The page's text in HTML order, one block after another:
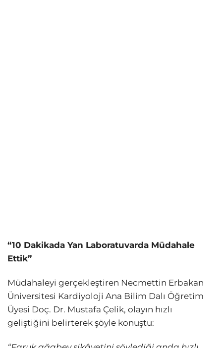
“10 Dakikada Yan Laboratuvarda Müdahale
Ettik”
Müdahaleyi gerçekleştiren Necmettin Erbakan
Üniversitesi Kardiyoloji Ana Bilim Dalı Öğretim
Üyesi Doç. Dr. Mustafa Çelik, olayın hızlı
geliştiğini belirterek şöyle konuştu: